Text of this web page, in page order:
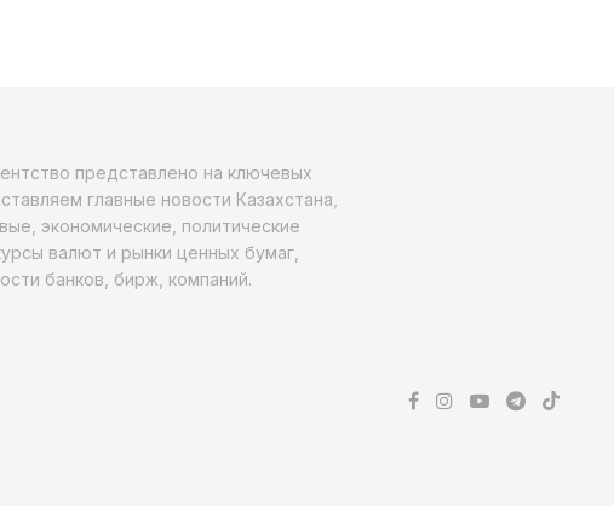
представлено на ключевых
главные новости Казахстана,
экономические, политические
валют и рынки ценных бумаг,
банков, бирж, компаний.